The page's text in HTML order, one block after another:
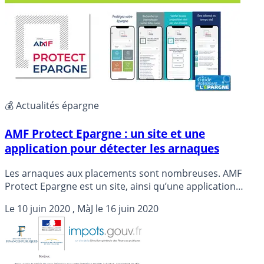
💰 Actualités épargne
AMF Protect Epargne : un site et une
application pour détecter les arnaques
Les arnaques aux placements sont nombreuses. AMF
Protect Epargne est un site, ainsi qu’une application
de signaler une arnaque portant sur un placement
financier.
Le 10 juin 2020 , MàJ le 16 juin 2020